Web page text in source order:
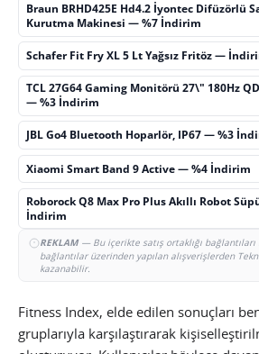
Braun BRHD425E Hd4.2 İyontec Difüzörlü
Kurutma Makinesi — %7 İndirim
Schafer Fit Fry XL 5 Lt Yağsız Fritöz —
TCL 27G64 Gaming Monitörü 27\" 180Hz
— %3 İndirim
JBL Go4 Bluetooth Hoparlör, IP67 — %3
Xiaomi Smart Band 9 Active — %4 İndirim
Roborock Q8 Max Pro Plus Akıllı Robot
İndirim
REKLAM— Bu içerikte satış ortaklığı bağlantıları
bağlantılar üzerinden yapılan alışverişlerden
kazanabilir.
Fitness Index, elde edilen sonuçları
gruplarıyla karşılaştırarak